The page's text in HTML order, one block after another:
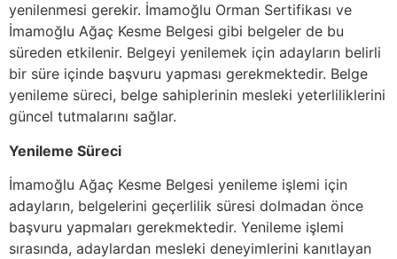
yenilenmesi gerekir. İmamoğlu Orman Sertifikası ve
İmamoğlu Ağaç Kesme Belgesi gibi belgeler de bu
süreden etkilenir. Belgeyi yenilemek için adayların belirli
bir süre içinde başvuru yapması gerekmektedir. Belge
yenileme süreci, belge sahiplerinin mesleki yeterliliklerini
güncel tutmalarını sağlar.
Yenileme Süreci
İmamoğlu Ağaç Kesme Belgesi yenileme işlemi için
adayların, belgelerini geçerlilik süresi dolmadan önce
başvuru yapmaları gerekmektedir. Yenileme işlemi
sırasında, adaylardan mesleki deneyimlerini kanıtlayan